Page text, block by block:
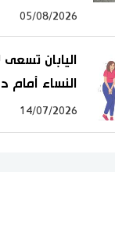
05/08/2026
اليابان تسعى
النساء أمام
14/07/2026